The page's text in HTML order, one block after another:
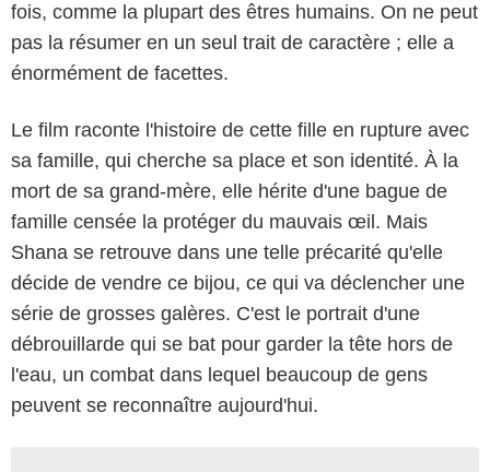
fois, comme la plupart des êtres humains. On ne peut
pas la résumer en un seul trait de caractère ; elle a
énormément de facettes.
Le film raconte l'histoire de cette fille en rupture avec
sa famille, qui cherche sa place et son identité. À la
mort de sa grand-mère, elle hérite d'une bague de
famille censée la protéger du mauvais œil. Mais
Shana se retrouve dans une telle précarité qu'elle
décide de vendre ce bijou, ce qui va déclencher une
série de grosses galères. C'est le portrait d'une
débrouillarde qui se bat pour garder la tête hors de
l'eau, un combat dans lequel beaucoup de gens
peuvent se reconnaître aujourd'hui.